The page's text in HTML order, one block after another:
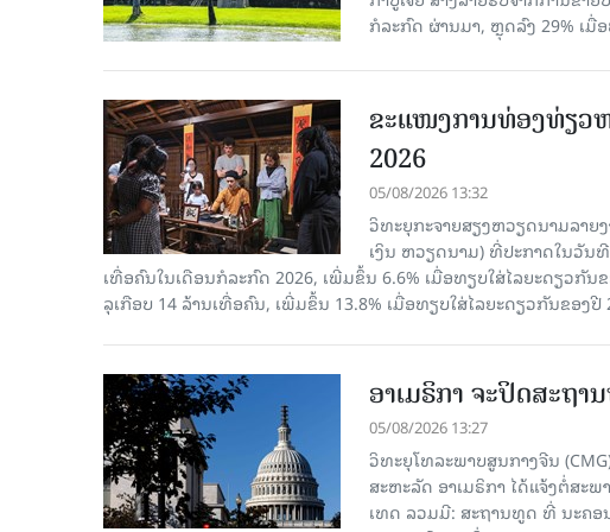
ກໍລະກົດ ຜ່ານມາ, ຫຼຸດລົງ 29% ເມື່
ຂະ​ແໜງ​ການ​ທ່ອງ​ທ່ຽວ
2026
05/08/2026 13:32
ວິທະຍຸກະຈາຍສຽງຫວຽດນາມລາຍ
ເງິນ ຫວຽດ​ນາມ) ທີ່ປະ​ກາດ​ໃນ​ວັ
ເທື່ອ​ຄົນ​ໃນ​ເດືອນ​ກໍ​ລະ​ກົດ 2026, ເພີ່ມ​ຂຶ້ນ 6.6% ເມື່ອ​ທຽບ​ໃສ່​ໄລ​ຍະ​ດຽວ​
ລຸ​ເກືອບ 14 ລ້ານ​ເທື່ອ​ຄົນ, ເພີ່ມ​ຂຶ້ນ 13.8% ເມື່ອ​ທຽບ​ໃສ່​ໄລ​ຍະ​ດຽວ​ກັນ​ຂອງ​ປີ​
ອາເມຣິກາ ຈະປິດສະຖ
05/08/2026 13:27
ວິທະຍຸໂທລະພາບສູນກາງຈີນ
ສະຫະລັດ ອາເມຣິກາ ໄດ້ແຈ້ງຕໍ່ສະ
ເທດ ລວມມີ: ສະຖານທູດ ທີ່ ນະຄອ